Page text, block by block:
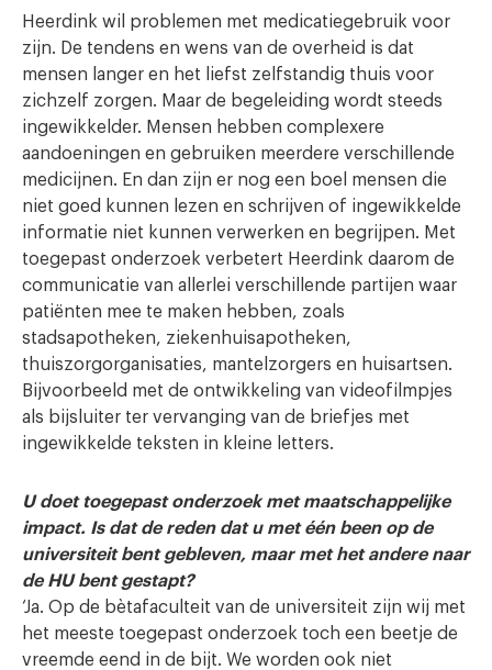
Heerdink wil problemen met medicatiegebruik voor
zijn. De tendens en wens van de overheid is dat
mensen langer en het liefst zelfstandig thuis voor
zichzelf zorgen. Maar de begeleiding wordt steeds
ingewikkelder. Mensen hebben complexere
aandoeningen en gebruiken meerdere verschillende
medicijnen. En dan zijn er nog een boel mensen die
niet goed kunnen lezen en schrijven of ingewikkelde
informatie niet kunnen verwerken en begrijpen. Met
toegepast onderzoek verbetert Heerdink daarom de
communicatie van allerlei verschillende partijen waar
patiënten mee te maken hebben, zoals
stadsapotheken, ziekenhuisapotheken,
thuiszorgorganisaties, mantelzorgers en huisartsen.
Bijvoorbeeld met de ontwikkeling van videofilmpjes
als bijsluiter ter vervanging van de briefjes met
ingewikkelde teksten in kleine letters.
U doet toegepast onderzoek met maatschappelijke
impact. Is dat de reden dat u met één been op de
universiteit bent gebleven, maar met het andere naar
de HU bent gestapt?
‘Ja. Op de bètafaculteit van de universiteit zijn wij met
het meeste toegepast onderzoek toch een beetje de
vreemde eend in de bijt. We worden ook niet